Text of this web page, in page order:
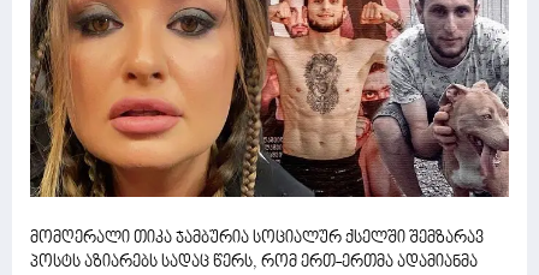
მომღერალი თიკა ჯამბურია სოციალურ ქსელში შემზარავ
პოსტს აზიარებს სადაც წერს, რომ ერთ-ერთმა ადამიანმა